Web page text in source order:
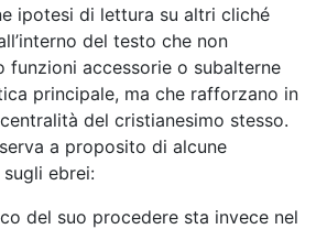
ipotesi di lettura su altri cliché
del testo che non
funzioni accessorie o subalterne
principale, ma che rafforzano in
del cristianesimo stesso.
a proposito di alcune
ebrei:
del suo procedere sta invece nel